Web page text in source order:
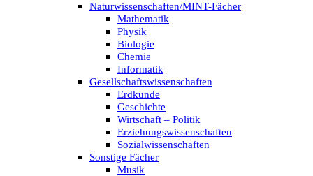
Naturwissenschaften/MINT-Fächer
Mathematik
Physik
Biologie
Chemie
Informatik
Gesellschaftswissenschaften
Erdkunde
Geschichte
Wirtschaft – Politik
Erziehungswissenschaften
Sozialwissenschaften
Sonstige Fächer
Musik